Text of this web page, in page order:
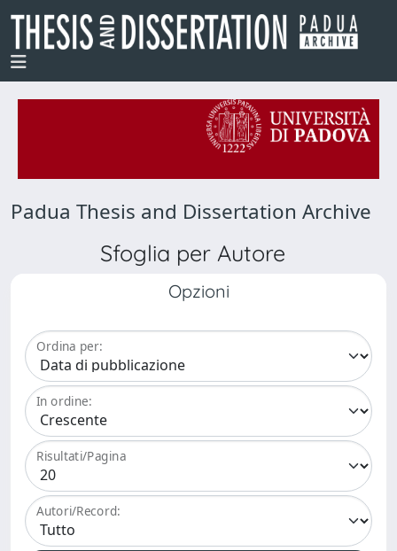
Padua Thesis and Dissertation Archive
Sfoglia per Autore
Opzioni
Ordina per:
In ordine:
Risultati/Pagina
Autori/Record: